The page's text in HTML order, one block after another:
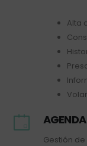
Alta
AGENDA
Gestión